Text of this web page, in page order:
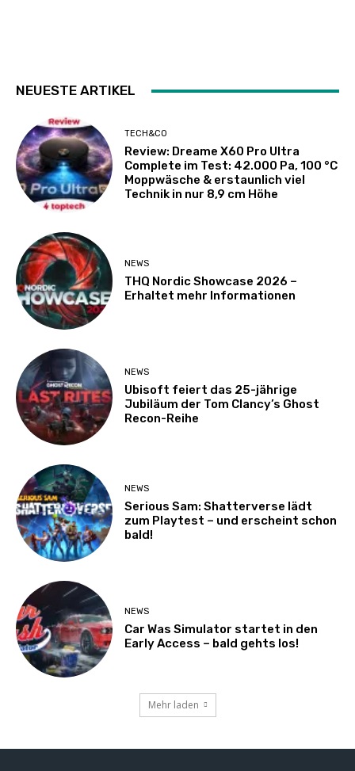
NEUESTE ARTIKEL
TECH&CO
Review: Dreame X60 Pro Ultra
Complete im Test: 42.000 Pa, 100 °C
Moppwäsche & erstaunlich viel
Technik in nur 8,9 cm Höhe
NEWS
THQ Nordic Showcase 2026 –
Erhaltet mehr Informationen
NEWS
Ubisoft feiert das 25-jährige
Jubiläum der Tom Clancy’s Ghost
Recon-Reihe
NEWS
Serious Sam: Shatterverse lädt
zum Playtest – und erscheint schon
bald!
NEWS
Car Was Simulator startet in den
Early Access – bald gehts los!
Mehr laden